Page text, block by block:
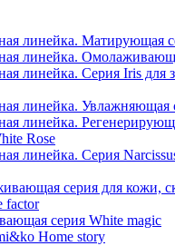
линейка. Матирующая
линейка.
линейка. Серия Iris для
линейка. Увлажняющая
линейка.
Rose
линейка. Серия
серия для кожи,
factor
серия White magic
Home story